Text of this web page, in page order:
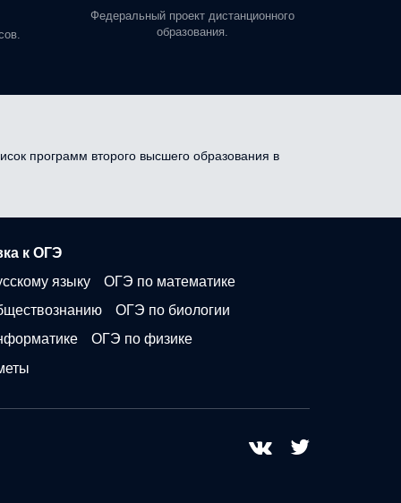
Федеральный проект дистанционного
образования.
программ второго высшего образования в
к ОГЭ
языку
ОГЭ по математике
ОГЭ по биологии
ОГЭ по физике